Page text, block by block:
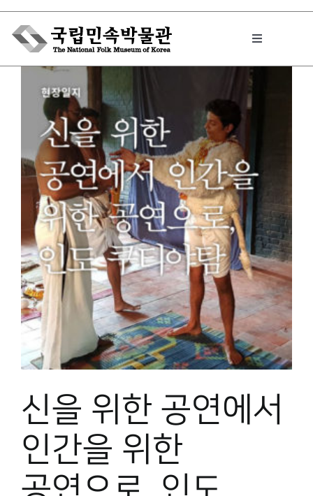
Skip
content
Toggle
박물관에서는
민속이야기
민속 인사이드
원문보기 PDF
박물관 홈페이지
신을 위한 공연에서
인간을 위한